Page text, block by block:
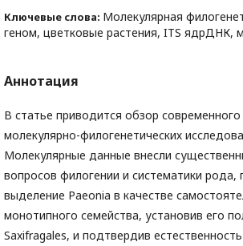
Ключевые слова: Молекулярная
геном, цветковые растения, ITS ядрДНК,
Аннотация
В статье приводится обзор современного
молекулярно-филогенетических
Молекулярные данные внесли
вопросов филогении и систематики рода,
выделение Paeonia в качестве
монотипного семейства, установив его
Saxifragales, и подтвердив